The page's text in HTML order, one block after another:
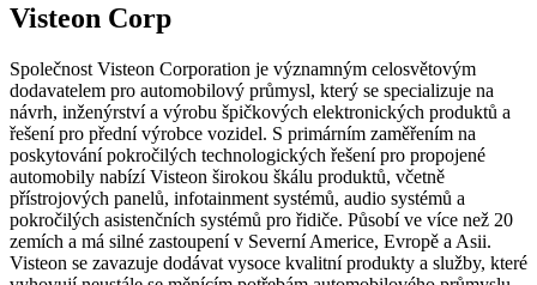
Visteon Corp
Společnost Visteon Corporation je významným celosvětovým
dodavatelem pro automobilový průmysl, který se specializuje na
návrh, inženýrství a výrobu špičkových elektronických produktů a
řešení pro přední výrobce vozidel. S primárním zaměřením na
poskytování pokročilých technologických řešení pro propojené
automobily nabízí Visteon širokou škálu produktů, včetně
přístrojových panelů, infotainment systémů, audio systémů a
pokročilých asistenčních systémů pro řidiče. Působí ve více než 20
zemích a má silné zastoupení v Severní Americe, Evropě a Asii.
Visteon se zavazuje dodávat vysoce kvalitní produkty a služby, které